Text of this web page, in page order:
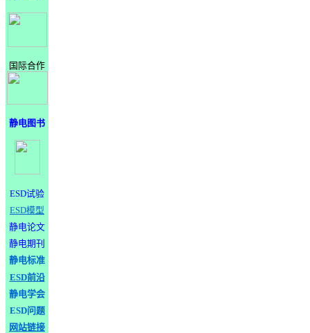
国际合作
静电图书
ESD试验
ESD模型
静电论文
静电期刊
静电标准
ESD前沿
静电学会
ESD问题
网站链接